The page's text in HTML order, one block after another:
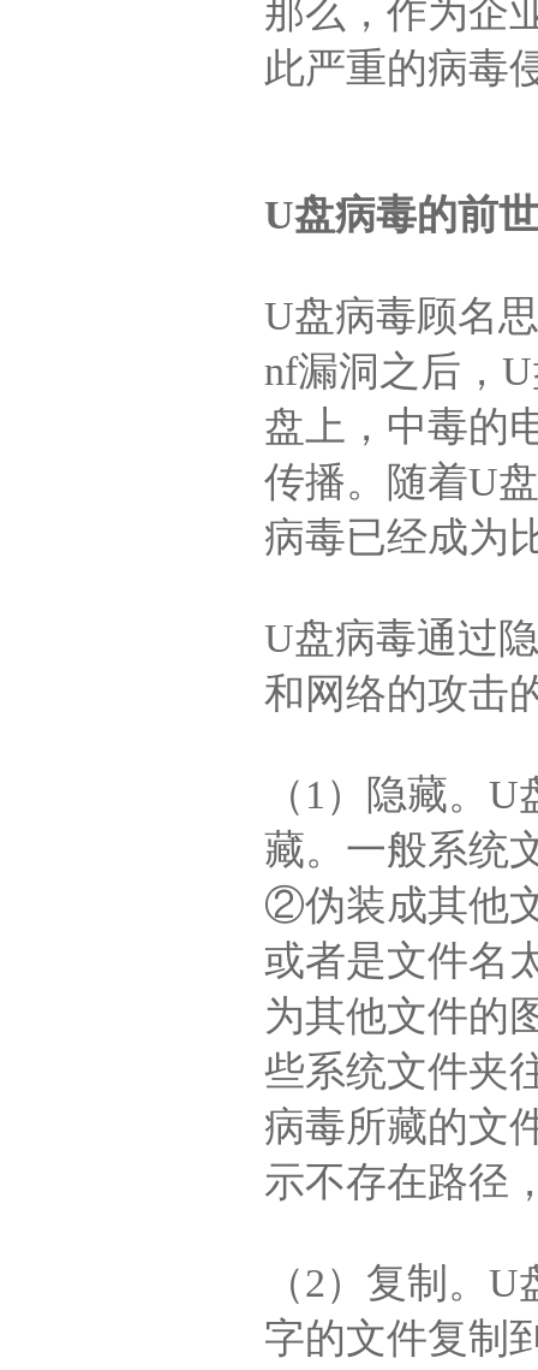
那么，作为企
此严重的病毒
U盘病毒的前
U盘病毒顾名
nf漏洞之后，
盘上，中毒的
传播。随着U
病毒已经成为
U盘病毒通过
和网络的攻击
（1）隐藏。
藏。一般系统
②伪装成其他
或者是文件名
为其他文件的
些系统文件夹
病毒所藏的文
示不存在路径
（2）复制。
字的文件复制